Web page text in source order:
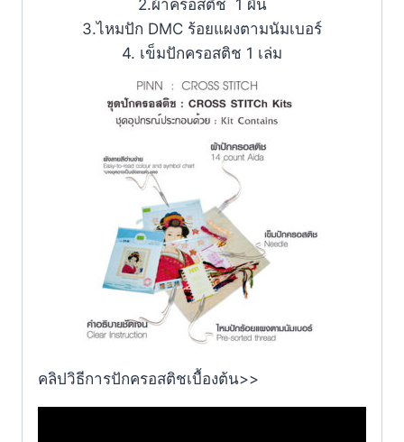
2.ผ้าครอสติช 1 ผืน
3.ไหมปัก DMC ร้อยแผงตามนัมเบอร์
4. เข็มปักครอสติช 1 เล่ม
คลิปวิธีการปักครอสติชเบื้องต้น>>